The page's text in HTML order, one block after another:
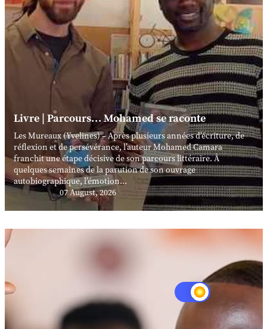
Livre | Parcours… Mohamed se raconte
Les Mureaux (Yvelines) – Après plusieurs années d’écriture, de
réflexion et de persévérance, l’auteur Mohamed Camara
franchit une étape décisive de son parcours littéraire. À
quelques semaines de la parution de son ouvrage
autobiographique, l’émotion...
07 August, 2026